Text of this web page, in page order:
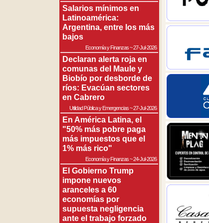
Salarios mínimos en
Latinoamérica:
Argentina, entre los más
bajos
Economía y Finanzas~27-Jul-2026
Declaran alerta roja en
comunas del Maule y
Biobío por desborde de
ríos: Evacúan sectores
en Cabrero
Utilidad Pública y Emergencias~27-Jul-2026
En América Latina, el
"50% más pobre paga
más impuestos que el
1% más rico"
Economía y Finanzas~24-Jul-2026
El Gobierno Trump
impone nuevos
aranceles a 60
economías por
supuesta negligencia
ante el trabajo forzado